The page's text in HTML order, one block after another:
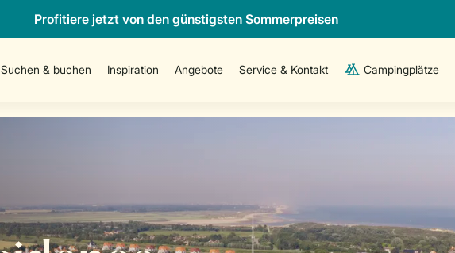
Profitiere jetzt von den günstigsten Sommerpreisen
Suchen & buchen Inspiration Angebote Service & Kontakt Campingplätze